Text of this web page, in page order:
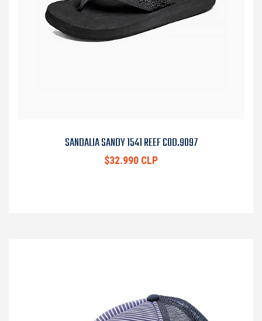
SANDALIA SANDY 1541 REEF COD.9097
$32.990 CLP